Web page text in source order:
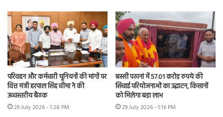
परिवहन और कर्मचारी यूनियनों की मांगों पर
वित्त मंत्री हरपाल सिंह चीमा ने की
उच्चस्तरीय बैठक
29 July 2026 - 1:28 PM
बस्सी पठानां में 57.01 करोड़ रुपये की
सिंचाई परियोजनाओं का उद्घाटन, किसानों
को मिलेगा बड़ा लाभ
29 July 2026 - 1:16 PM